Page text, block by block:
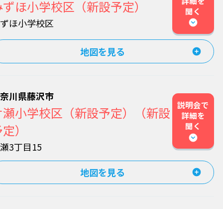
ほ小学校区（新設予定）
ほ小学校区
聞く
地図を見る
川県藤沢市
小学校区（新設予定）（新設
）
3丁目15
説明会で
詳細を
聞く
地図を見る